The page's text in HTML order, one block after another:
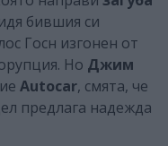
бившия си
Госн изгонен от
Но Джим
Autocar, смята, че
предлага надежда